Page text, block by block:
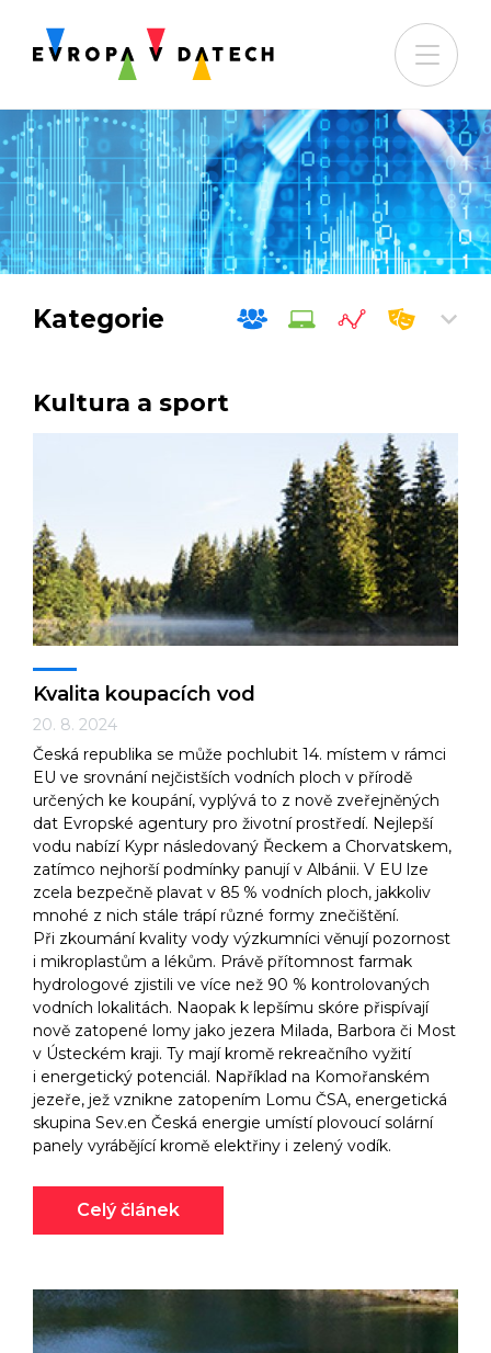
Kategorie
Společnost
Technologie
Ekonomika a byznys
Kultura a sport
Kultura a sport
Kvalita koupacích vod
20. 8. 2024
Česká republika se může pochlubit 14. místem v rámci
EU ve srovnání nejčistších vodních ploch v přírodě
určených ke koupání, vyplývá to z nově zveřejněných
dat Evropské agentury pro životní prostředí. Nejlepší
vodu nabízí Kypr následovaný Řeckem a Chorvatskem,
zatímco nejhorší podmínky panují v Albánii. V EU lze
zcela bezpečně plavat v 85 % vodních ploch, jakkoliv
mnohé z nich stále trápí různé formy znečištění.
Při zkoumání kvality vody výzkumníci věnují pozornost
i mikroplastům a lékům. Právě přítomnost farmak
hydrologové zjistili ve více než 90 % kontrolovaných
vodních lokalitách. Naopak k lepšímu skóre přispívají
nově zatopené lomy jako jezera Milada, Barbora či Most
v Ústeckém kraji. Ty mají kromě rekreačního vyžití
i energetický potenciál. Například na Komořanském
jezeře, jež vznikne zatopením Lomu ČSA, energetická
skupina Sev.en Česká energie umístí plovoucí solární
panely vyrábějící kromě elektřiny i zelený vodík.
Celý článek